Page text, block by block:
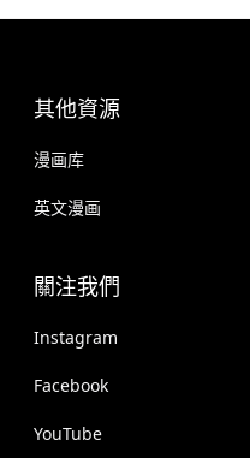
其他資源
漫画库
英文漫画
關注我們
Instagram
Facebook
YouTube